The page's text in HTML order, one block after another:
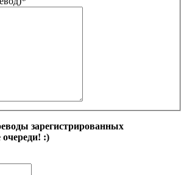
зарегистрированных
очереди! :)